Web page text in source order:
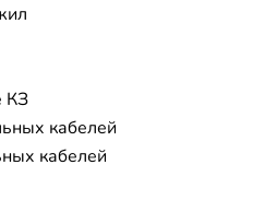
КЗ
кабелей
кабелей